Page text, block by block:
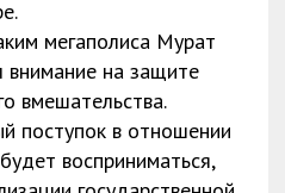
мегаполиса Мурат
внимание на защите
вмешательства.
поступок в отношении
восприниматься,